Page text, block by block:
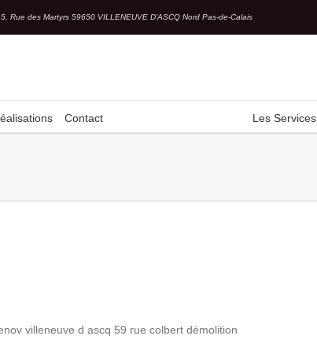
Rue des Martyrs 59650 VILLENEUVE D'ASCQ Nord Pas-de-Calais
Contact Les Services